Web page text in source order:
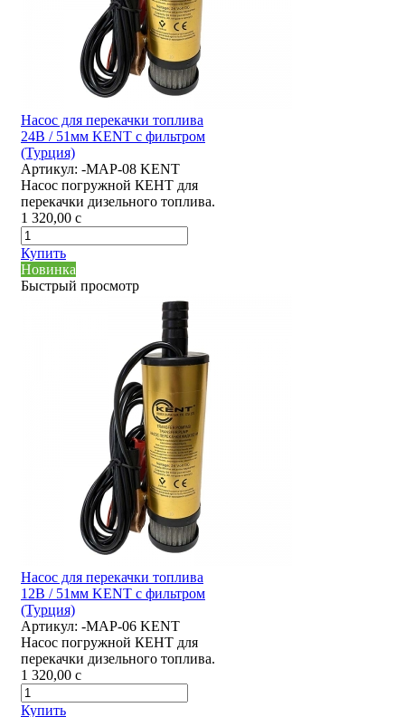
Насос для перекачки топлива
24В / 51мм KENT с фильтром
(Турция)
Артикул: -MAP-08 KENT
Насос погружной КЕНТ для
перекачки дизельного топлива.
1 320,00 c
Купить
Новинка
Быстрый просмотр
Насос для перекачки топлива
12В / 51мм KENT с фильтром
(Турция)
Артикул: -MAP-06 KENT
Насос погружной КЕНТ для
перекачки дизельного топлива.
1 320,00 c
Купить